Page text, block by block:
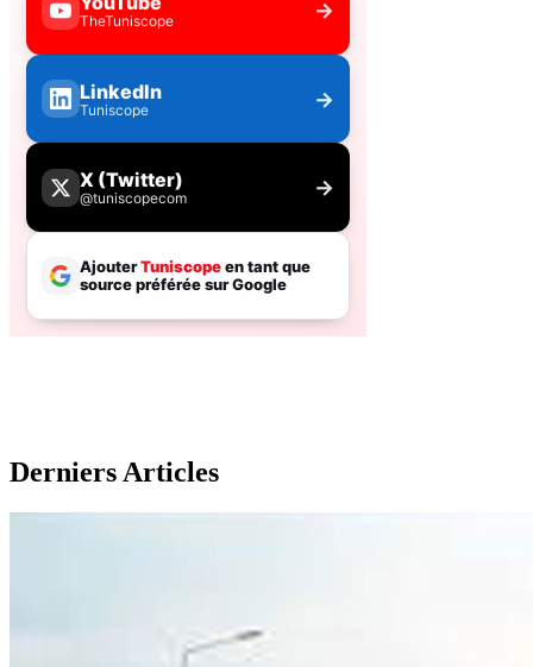
Derniers Articles